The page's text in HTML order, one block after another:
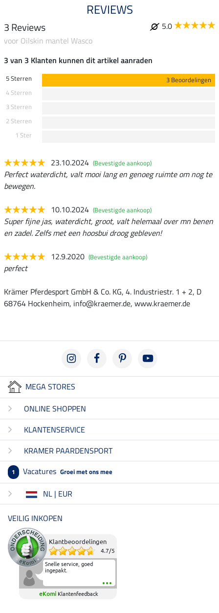
REVIEWS
3 Reviews
5.0
voor Oilskin mantel Wasco
3 van 3 Klanten kunnen dit artikel aanraden
5 Sterren
3 Beoordelingen
4 Sterren
3 Sterren
2 Sterren
1 Ster
23.10.2024 (Bevestigde aankoop)
Perfect waterdicht, valt mooi lang en genoeg ruimte om nog te
bewegen.
10.10.2024 (Bevestigde aankoop)
Super fijne jas, waterdicht, groot, valt helemaal over mn benen
en zadel. Zelfs met een hoosbui droog gebleven!
12.9.2020 (Bevestigde aankoop)
perfect
Krämer Pferdesport GmbH & Co. KG, 4. Industriestr. 1 + 2, D
68764 Hockenheim, info@kraemer.de, www.kraemer.de
MEGA STORES
ONLINE SHOPPEN
KLANTENSERVICE
KRAMER PAARDENSPORT
1 Vacatures Groei met ons mee
NL | EUR
VEILIG INKOPEN
Klantbeoordelingen
4.7/5
Snelle service, goed
ingepakt.
eKomi Klantenfeedback